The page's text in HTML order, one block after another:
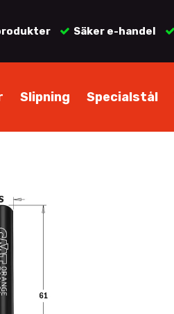
Säker e-handel
Slipning Specialstål